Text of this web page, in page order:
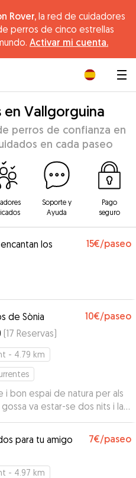
Rover, la red de cuidadores
perros de cinco estrellas
Activar mi cuenta.
en Vallgorguina
perros de confianza en
en cada paseo
Soporte y
Ayuda
Pago
seguro
los
15€/paseo
de Sònia 10€/paseo
(17 Reservas)
- 4.79 km
i bon espai de natura per als
Un bon lloc on deixar-los.
para tu amigo
7€/paseo
- 4.97 km